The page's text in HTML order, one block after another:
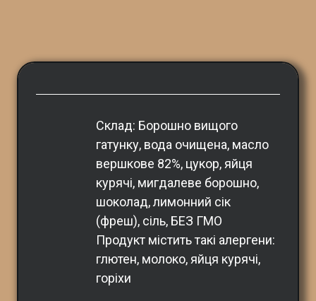
Склад: Борошно вищого
гатунку, вода очищена, масло
вершкове 82%, цукор, яйця
курячі, мигдалеве борошно,
шоколад, лимонний сік
(фреш), сіль, БЕЗ ГМО
Продукт містить такі алергени:
глютен, молоко, яйця курячі,
горіхи